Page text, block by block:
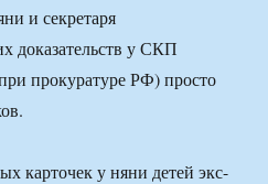
и секретаря
доказательств у СКП
прокуратуре РФ) просто
карточек у няни детей экс-